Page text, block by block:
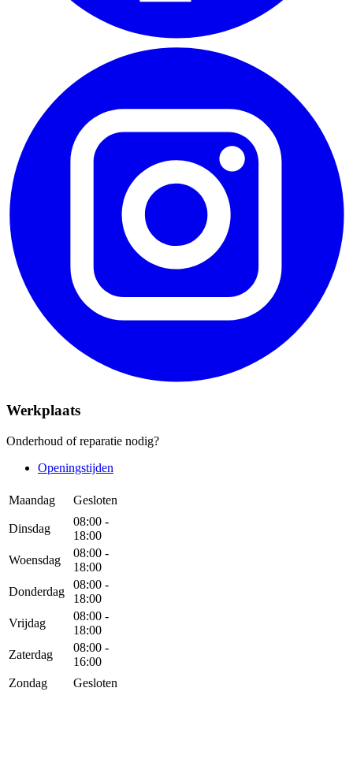
Werkplaats
Onderhoud of reparatie nodig?
Openingstijden
Maandag Gesloten
Dinsdag
08:00 -
18:00
Woensdag
08:00 -
18:00
Donderdag
08:00 -
18:00
Vrijdag
08:00 -
18:00
Zaterdag
08:00 -
16:00
Zondag
Gesloten